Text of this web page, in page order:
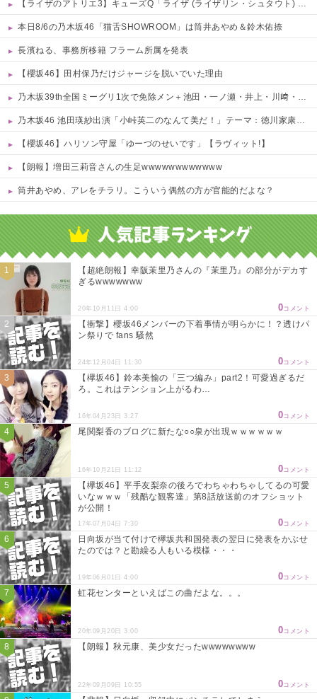
【ライザのアトリエ3】キューズQ「ライザ (ライザリン・シュタウト) ウェディングStyle」フィギュア【予約開始】
本日8/6の乃木坂46「猫舌SHOWROOM」は筒井あやめ＆鈴木佑捺
長濱ねる、事務所移籍 フラーム所属を発表
【櫻坂46】田村保乃だけジャージを脱いでいた理由
乃木坂39th全国ミーグリ1次で免除メン＋池田・一ノ瀬・井上・川﨑・菅原・中西が全完売
乃木坂46 池田瑛紗出演「小峠英二のなんて美だ！」テーマ：徳川家康【2025.8.5 24:00〜 TOKYO MX】
【櫻坂46】ハリソン守屋「ゆーづのせいです」【ラヴィット!】
【朗報】増田三莉音さんの生足wwwwwwwwwwww
筒井あやめ、アレをチラリ。こういう偶然の方が官能的だよな？
【超絶朗報】幸阪茉里乃さんの『茉里乃』の部分がデカす
ぎるwwwwwww
20年10月11日 4:00 0コメント
【衝撃】櫻坂46メンバーの下着事情が明らかに！？透けパ
ン祭りで fans 騒然
24年12月04日 11:30 0コメント
【欅坂46】鈴本美愉の「三つ編み」part2！可愛過ぎるだ
ろ。これはテンション上がるわ…
16年04月23日 3:27 0コメント
尾関梨香のブログに新たな○○泉が出現ｗｗｗｗｗｗ
16年10月21日 11:12 0コメント
【欅坂46】平手友梨奈の後ろでわちゃわちゃしてるの可愛
いなｗｗｗ「残酷な観客達」第8話放送前のオフショット
が公開！
17年07月04日 7:30 0コメント
日向坂が当て付けで欅坂共和国発表の翌日に発表をかぶせ
たのでは？と勘繰る人もいる模様・・・
19年06月01日 4:00 0コメント
虹花センターといえばこの曲だよな。。。
20年09月20日 3:00 0コメント
【朗報】秋元康、美少女だったwwwwwwww
22年09月09日 10:55 0コメント